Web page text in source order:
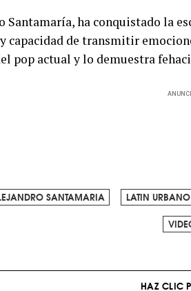
Santamaría, ha conquistado la
capacidad de transmitir
pop actual y lo demuestra
SANTAMARIA LATIN URBANO
HAZ CLIC